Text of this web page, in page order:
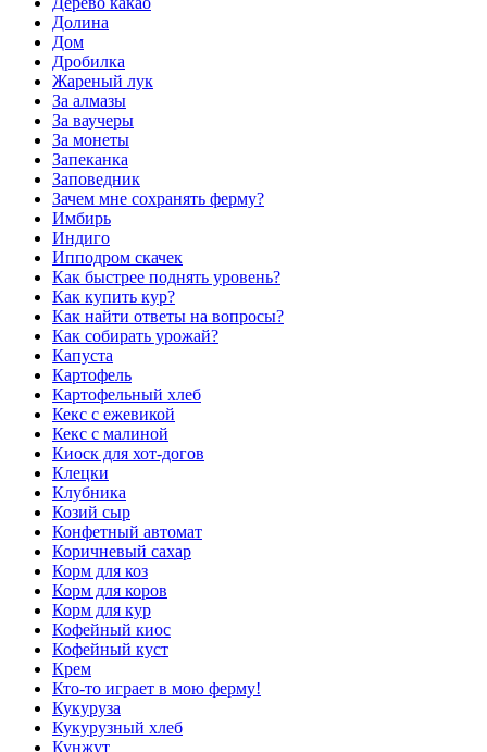
Долина
Дом
Дробилка
Жареный лук
За алмазы
За ваучеры
За монеты
Запеканка
Заповедник
Зачем мне сохранять ферму?
Имбирь
Индиго
Ипподром скачек
Как быстрее поднять уровень?
Как купить кур?
Как найти ответы на вопросы?
Как собирать урожай?
Капуста
Картофель
Картофельный хлеб
Кекс с ежевикой
Кекс с малиной
Киоск для хот-догов
Клецки
Клубника
Козий сыр
Конфетный автомат
Коричневый сахар
Корм для коз
Корм для коров
Корм для кур
Кофейный киос
Кофейный куст
Крем
Кто-то играет в мою ферму!
Кукуруза
Кукурузный хлеб
Кунжут